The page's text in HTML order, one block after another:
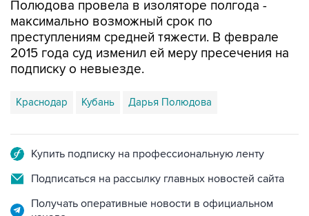
преступлениям средней тяжести. В феврале
2015 года суд изменил ей меру пресечения на
подписку о невыезде.
Краснодар Кубань Дарья Полюдова
Подписаться на рассылку главных новостей сайта
Получать оперативные новости в официальном